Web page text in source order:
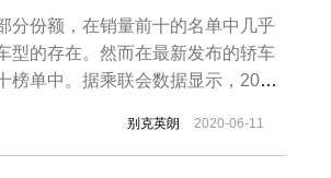
分份额，在销量前十的名单中几乎
型的存在。然而在最新发布的轿车
榜单中。据乘联会数据显示，2020
别克英朗这款车型，绝大部分的消
别克英朗 2020-06-11